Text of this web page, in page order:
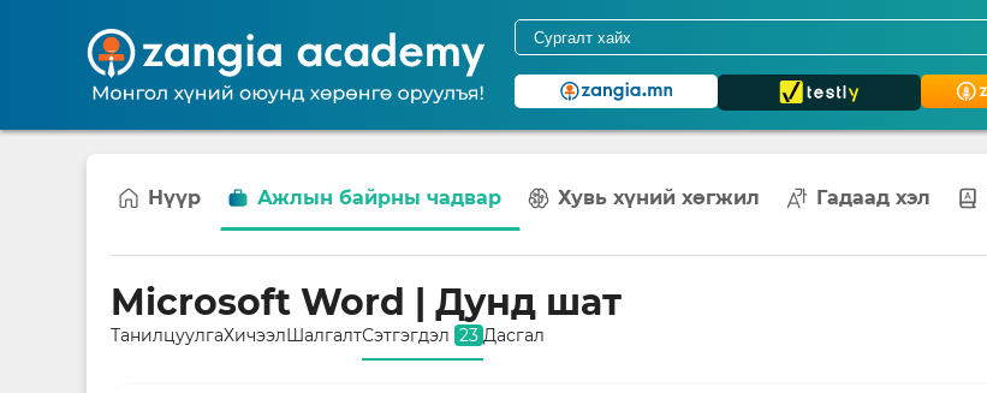
Нүүр Ажлын байрны чадвар Хувь хүний хөгжил Гадаад хэл
Microsoft Word | Дунд шат
ТанилцуулгаХичээлШалгалтСэтгэгдэл 23 Дасгал